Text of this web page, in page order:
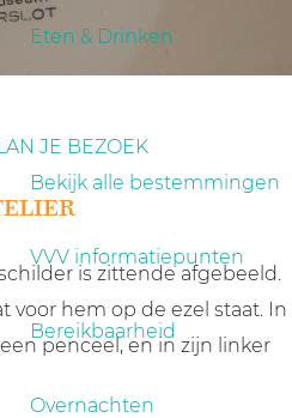
Eten & Drinken
JE BEZOEK
Bekijk alle bestemmingen
VVV informatiepunten
Bereikbaarheid
Overnachten
is zittende afgebeeld.
voor hem op de ezel staat. In
penceel, en in zijn linker